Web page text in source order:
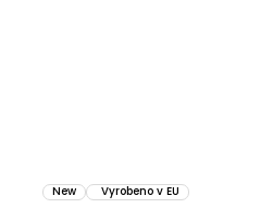
New Vyrobeno v EU